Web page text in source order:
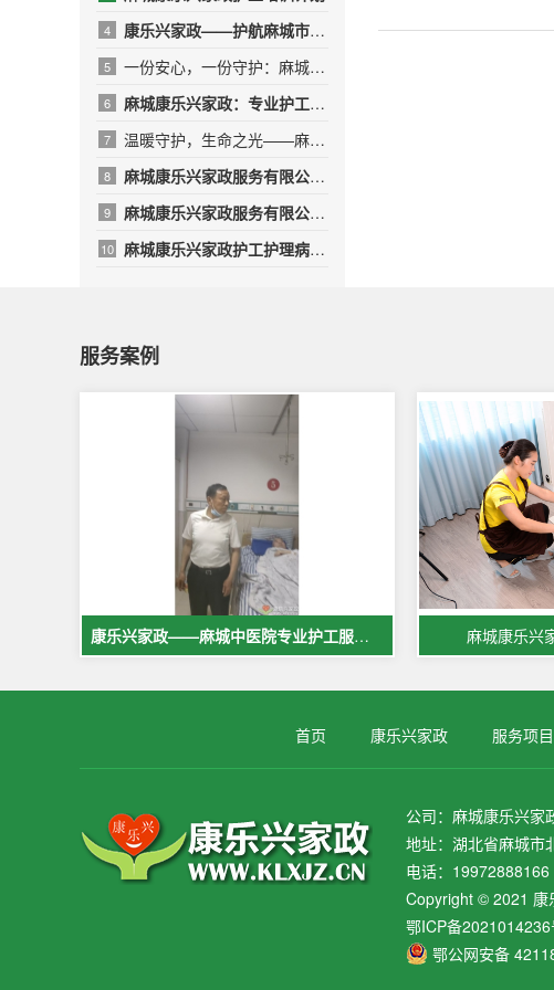
4 康乐兴家政——护航麻城市人民医院，传递温暖与专业
5 一份安心，一份守护：麻城康乐兴家政，用专业与爱心呵护受伤的T
6 麻城康乐兴家政：专业护工，守护健康，让爱无微不至
7 温暖守护，生命之光——麻城康乐兴护工团队的10名“红衣天使”
8 麻城康乐兴家政服务有限公司——用专业与温暖守护生命之光
9 ​麻城康乐兴家政服务有限公司年终绩效总结报告
10 麻城康乐兴家政护工护理病人的日常
服务案例
康乐兴家政——麻城中医院专业护工服务，让爱与专业同行 麻城康乐兴
首页 康乐兴家政 服务项目
公司：麻城康乐兴家
地址：湖北省麻城市
电话：19972888166
Copyright © 2021 康
鄂ICP备2021014236
鄂公网安备